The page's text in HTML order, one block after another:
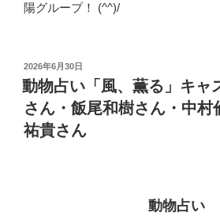
陽グループ！ (^^)/
投
稿
日:
2026年6月30日
動物占い「風、薫る」キャ
さん・飯尾和樹さん・中村
祐貴さん
動物占い